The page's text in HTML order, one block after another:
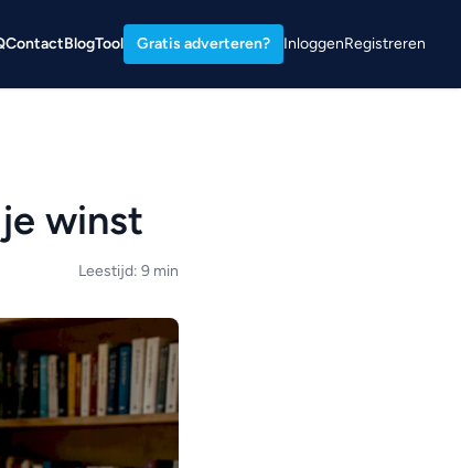
ContactBlogTool Gratis adverteren? InloggenRegistreren
winst
Leestijd: 9 min